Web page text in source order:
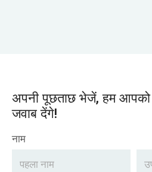
अपनी पूछताछ भेजें, हम
जवाब देंगे!
नाम